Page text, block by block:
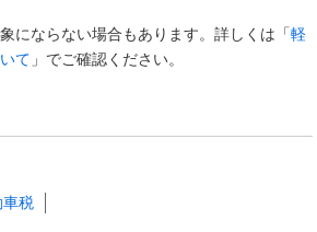
にならない場合もあります。詳しくは「軽
て 」でご確認ください。
車税